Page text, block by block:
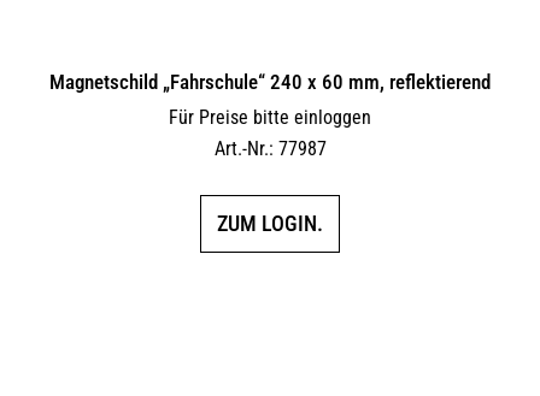
Magnetschild „Fahrschule“ 240 x 60 mm, reflektierend
Für Preise bitte einloggen
Art.-Nr.: 77987
ZUM LOGIN.